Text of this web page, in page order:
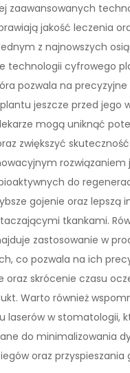
zaawansowanych
jakość leczenia
z najnowszych
technologii cyfrowego
pozwala na
jeszcze przed jego
mogą uniknąć
zwiększyć
rozwiązaniem
do
gojenie oraz lepszą
tkankami.
zastosowanie w
co pozwala na ich
oraz skrócenie czasu
Warto również
laserów w stomatologii,
do minimalizowania
oraz przyspieszania